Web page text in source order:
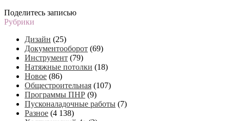
Поделитесь записью
Рубрики
Дизайн (25)
Документооборот (69)
Инструмент (79)
Натяжные потолки (18)
Новое (86)
Общестроительная (107)
Программы ПНР (9)
Пусконаладочные работы (7)
Разное (4 138)